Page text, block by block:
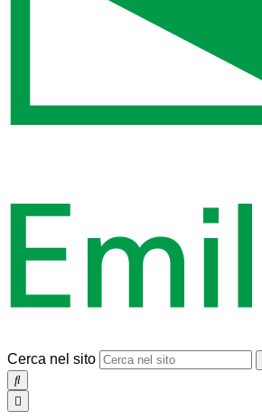
Cerca nel sito
SEARCH
Toggle
navigation